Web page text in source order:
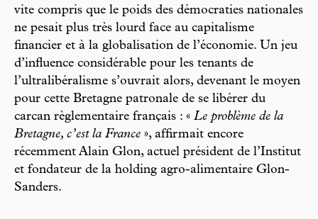
vite compris que le poids des démocraties nationales
ne pesait plus très lourd face au capitalisme
financier et à la globalisation de l’économie. Un jeu
d’influence considérable pour les tenants de
l’ultralibéralisme s’ouvrait alors, devenant le moyen
pour cette Bretagne patronale de se libérer du
carcan règlementaire français : « Le problème de la
Bretagne, c’est la France », affirmait encore
récemment Alain Glon, actuel président de l’Institut
et fondateur de la holding agro-alimentaire Glon-
Sanders.